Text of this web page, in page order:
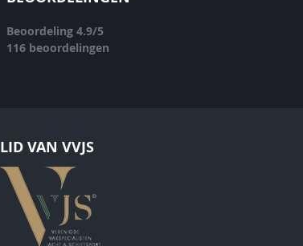
Beoordeling 4.9/5
116 beoordelingen
LID VAN VVJS